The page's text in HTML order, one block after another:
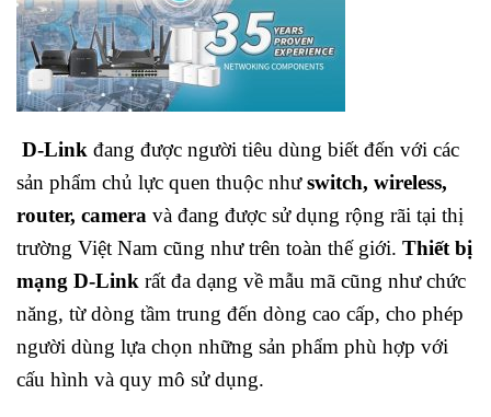
D-Link đang được người tiêu dùng biết đến với các
sản phẩm chủ lực quen thuộc nhưswitch, wireless,
router, camera và đang được sử dụng rộng rãi tại thị
trường Việt Nam cũng như trên toàn thế giới. Thiết bị
mạng D-Link rất đa dạng về mẫu mã cũng như chức
năng, từ dòng tầm trung đến dòng cao cấp, cho phép
người dùng lựa chọn những sản phẩm phù hợp với
cấu hình và quy mô sử dụng.